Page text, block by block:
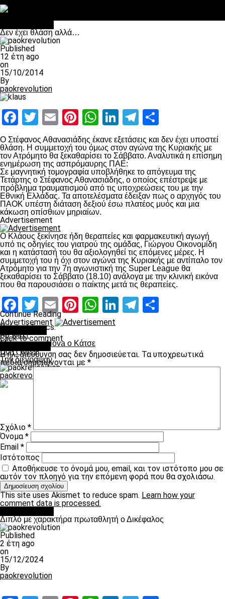
Δεν έχει θλάση αλλά…
Published
12 έτη ago
on
15/10/2014
By
paokrevolution
Facebook
Twitter
EmailPinterest
WhatsApp
LinkedIn
Telegram
Ο Στέφανος Αθανασιάδης έκανε εξετάσεις και δεν έχει υποστεί
θλάση. Η συμμετοχή του όμως στον αγώνα της Κυριακής με
τον Ατρόμητο θα ξεκαθαρίσει το Σάββατο. Αναλυτικά η επίσημη
ενημέρωση της ασπρόμαυρης ΠΑΕ:
Σε μαγνητική τομογραφία υποβλήθηκε το απόγευμα της
Τετάρτης ο Στέφανος Αθανασιάδης, ο οποίος επέστρεψε με
πρόβλημα τραυματισμού από τις υποχρεώσεις του με την
Εθνική Ελλάδας. Τα αποτελέσματα έδειξαν πως ο αρχηγός του
ΠΑΟΚ υπέστη διάταση δεξιού έσω πλατέος μυός και μια
κάκωση οπίσθιων μηριαίων.
Advertisement
Ο Κλάους ξεκίνησε ήδη θεραπείες και φαρμακευτική αγωγή
υπό τις οδηγίες του γιατρού της ομάδας, Γιώργου Οικονομίδη
και η κατάστασή του θα αξιολογηθεί τις επόμενες μέρες. Η
συμμετοχή του ή όχι στον αγώνα της Κυριακής με αντίπαλο τον
Ατρόμητο για την 7η αγωνιστική της Super League θα
ξεκαθαρίσει το Σάββατο (18.10) ανάλογα με την κλινική εικόνα
που θα παρουσιάσει ο παίκτης μετά τις θεραπείες.
Facebook
Twitter
EmailPinterest
WhatsApp
LinkedIn
Telegram
Related Topics:
Up Next
Μίλησε στην Νοva ο Κάτσε
Don't Miss
Την διέγραψαν
paokrevolution
Continue Reading
Advertisement
Click to comment
Η ηλ. διεύθυνση σας δεν δημοσιεύεται. Τα υποχρεωτικά
πεδία σημειώνονται με *
Σχόλιο *
Όνομα*
Email *
Ιστότοπος
Αποθήκευσε το όνομά μου, email, και τον ιστότοπο μου σε
αυτόν τον πλοηγό για την επόμενη φορά που θα σχολιάσω.
This site uses Akismet to reduce spam. Learn how your
comment data is processed.
Διπλό με χαρακτήρα πρωταθλητή ο Δικέφαλος
Published
2 έτη ago
on
15/12/2024
By
paokrevolution